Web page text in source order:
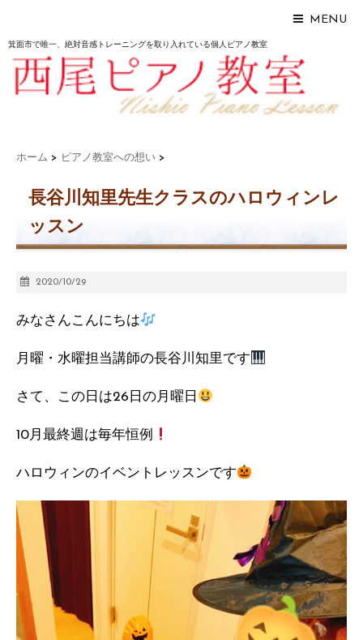
MENU
箕面市で唯一、絶対音感トレーニングを取り入れている個人ピアノ教室
ホーム > ピアノ教室への想い >
長谷川知里先生クラスのハロウィンレ
ッスン
2020/10/29
みなさんこんにちは
月曜・水曜担当講師の長谷川知里です
さて、この日は26日の月曜日
10月最終週は毎年恒例
ハロウィンのイベントレッスンです